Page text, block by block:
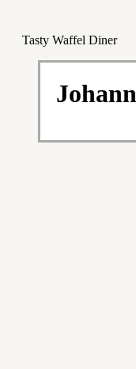
Tasty Waffel Diner